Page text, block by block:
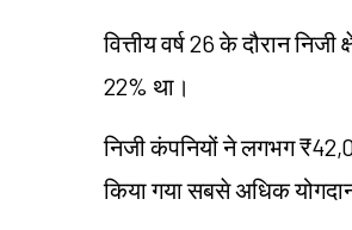
वित्तीय वर्ष 26 के दौरान
22% था।
निजी कंपनियों ने लगभग
किया गया सबसे अधिक